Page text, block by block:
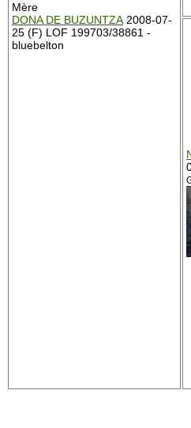
Mère
DONA DE BUZUNTZA 2008-07-
25 (F) LOF 199703/38861 -
bluebelton